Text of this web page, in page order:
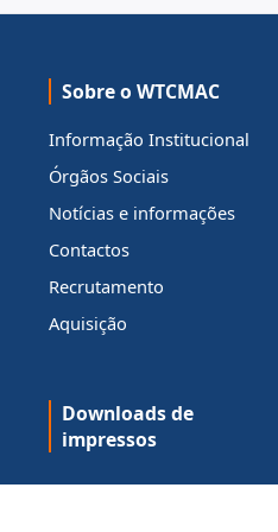
Sobre o WTCMAC
Informação Institucional
Órgãos Sociais
Notícias e informações
Contactos
Recrutamento
Aquisição
Downloads de
impressos